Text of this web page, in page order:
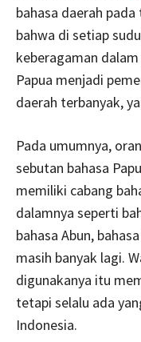
bahasa daerah
bahwa di setiap
keberagaman
Papua menjadi
daerah terbanyak,
Pada umumnya,
sebutan bahasa
memiliki cabang
dalamnya seperti
bahasa Abun,
masih banyak lagi.
digunakanya itu
tetapi selalu ada
Indonesia.